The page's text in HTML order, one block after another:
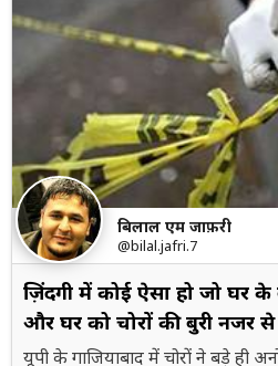
बिलाल एम जाफ़री
@bilal.jafri.7
ज़िंदगी में कोई ऐसा हो जो घर
और घर को चोरों की बुरी नजर
यूपी के गाजियाबाद में चोरों ने बड़े ही